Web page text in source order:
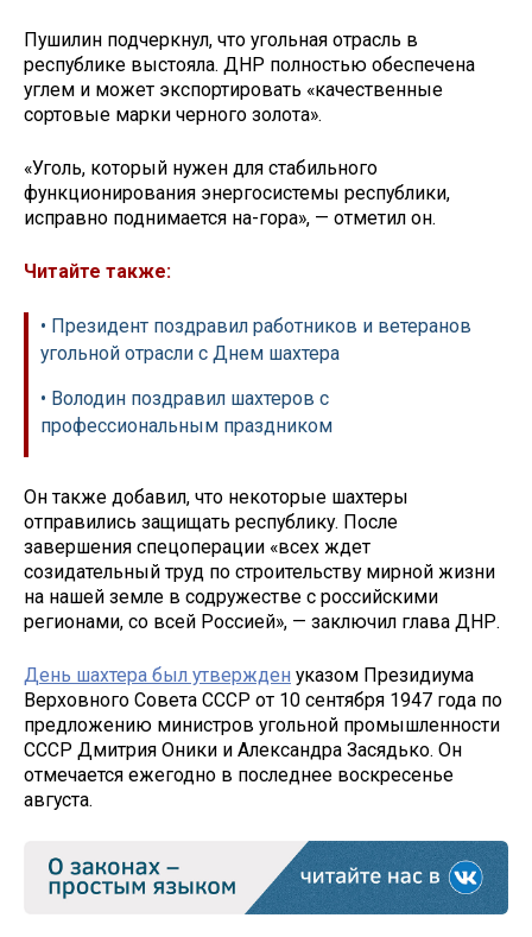
Пушилин подчеркнул, что угольная отрасль в
республике выстояла. ДНР полностью обеспечена
углем и может экспортировать «качественные
сортовые марки черного золота».
«Уголь, который нужен для стабильного
функционирования энергосистемы республики,
исправно поднимается на-гора», — отметил он.
Читайте также:
• Президент поздравил работников и ветеранов
угольной отрасли с Днем шахтера
• Володин поздравил шахтеров с
профессиональным праздником
Он также добавил, что некоторые шахтеры
отправились защищать республику. После
завершения спецоперации «всех ждет
созидательный труд по строительству мирной жизни
на нашей земле в содружестве с российскими
регионами, со всей Россией», — заключил глава ДНР.
День шахтера был утвержден указом Президиума
Верховного Совета СССР от 10 сентября 1947 года по
предложению министров угольной промышленности
СССР Дмитрия Оники и Александра Засядько. Он
отмечается ежегодно в последнее воскресенье
августа.